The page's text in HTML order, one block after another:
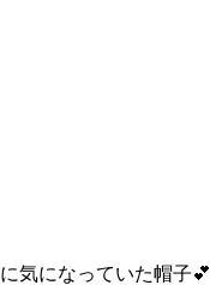
気になっていた帽子💕